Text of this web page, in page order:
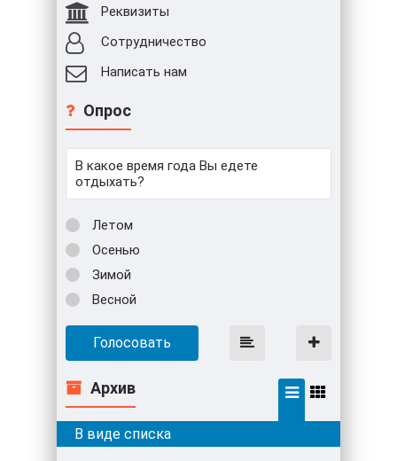
Реквизиты
Сотрудничество
Написать нам
Опрос
В какое время года Вы едете
отдыхать?
Летом
Осенью
Зимой
Весной
Голосовать
Архив